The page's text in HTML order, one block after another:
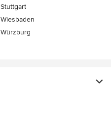
Stuttgart
Wiesbaden
Würzburg